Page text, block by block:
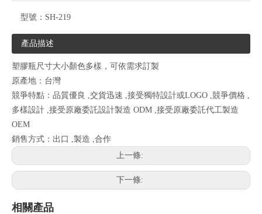
型號： SH-219
產品描述
塑膠瓶尺寸大小顏色多樣，可依需求訂製
原產地：台灣
競爭特點：品質優良 ,交貨迅速 ,接受獨特設計或LOGO ,競爭價格 ,
多樣設計 ,接受原廠委託設計製造 ODM ,接受原廠委託代工製造
OEM
銷售方式：出口 ,製造 ,合作
上一條:
下一條:
相關產品